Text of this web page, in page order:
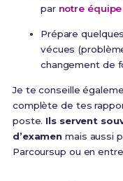
par notre équipe
Prépare
vécues
changement de
Je te conseille
complète de tes
poste. Ils servent
d’examen mais aussi
Parcoursup ou en